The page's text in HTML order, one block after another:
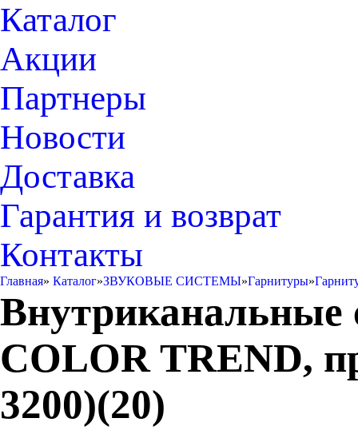
Каталог
Акции
Партнеры
Новости
Доставка
Гарантия и возврат
Контакты
Главная» Каталог»ЗВУКОВЫЕ СИСТЕМЫ»Гарнитуры»
Внутриканальные
COLOR TREND,
3200)(20)